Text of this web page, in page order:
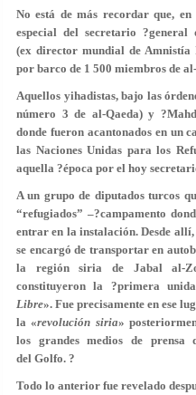
No está de más recordar que,
especial del secretario
(ex director mundial de
por barco de 1 500 miembros de
Aquellos yihadistas, bajo las
número 3 de al-Qaeda) y
donde fueron acantonados en un
las Naciones Unidas para los
aquella ?época por el hoy
A un grupo de diputados turcos
“refugiados” –?campamento
entrar en la instalación. Desde
se encargó de transportar en
la región siria de Jabal al-
constituyeron la ?primera
Libre». Fue precisamente en ese
la «revolución siria»
los grandes medios de prensa
del Golfo. ?
Todo lo anterior fue revelado